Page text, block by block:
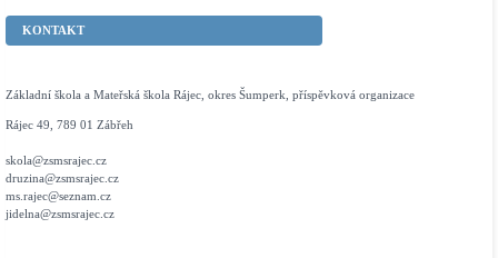
KONTAKT
Základní škola a Mateřská škola Rájec, okres Šumperk, příspěvková organizace
Rájec 49, 789 01 Zábřeh
skola@zsmsrajec.cz
druzina@zsmsrajec.cz
ms.rajec@seznam.cz
jidelna@zsmsrajec.cz